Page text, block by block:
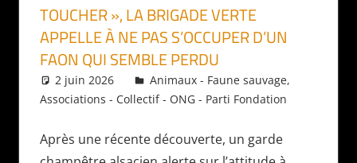
TOUCHER », LA BRIGADE VERTE
APPELLE À NE PAS S’OCCUPER D’UN
FAON QUI SEMBLE PERDU
2 juin 2026 Daniel
Animaux - Faune sauvage,
Associations - Collectif - ONG - Parti Fondation
Après une récente découverte, un garde